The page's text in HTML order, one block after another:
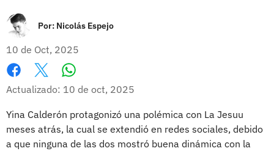
Por: Nicolás Espejo
10 de Oct, 2025
Facebook
X
Actualizado: 10 de oct, 2025
Yina Calderón protagonizó una polémica con La Jesuu
meses atrás, la cual se extendió en redes sociales, debido
a que ninguna de las dos mostró buena dinámica con la